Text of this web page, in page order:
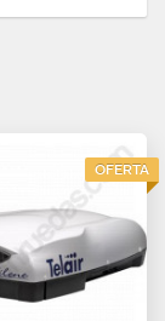
OFERTA